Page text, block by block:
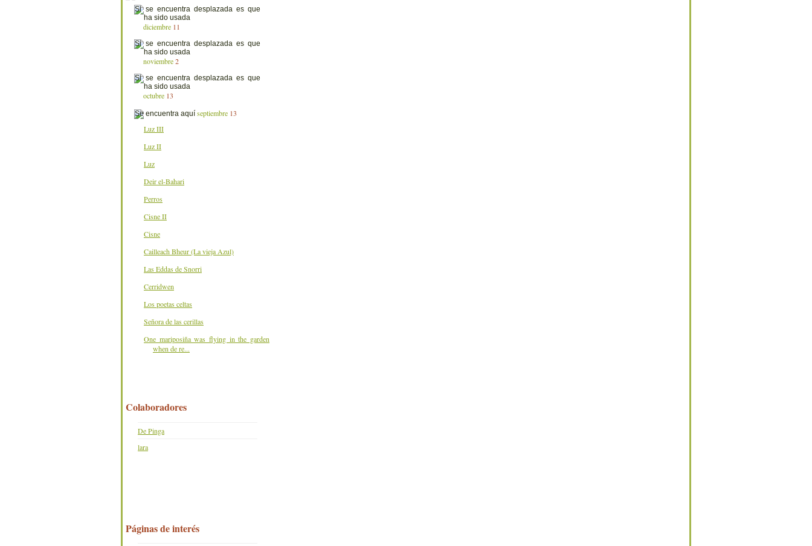
diciembre 11
noviembre 2
octubre 13
septiembre 13
Luz III
Luz II
Luz
Deir el-Bahari
Perros
Cisne II
Cisne
Cailleach Bheur (La vieja Azul)
Las Eddas de Snorri
Cerridwen
Los poetas celtas
Señora de las cerillas
One mariposiña was flying in the garden
when de re...
Colaboradores
De Pinga
lara
Páginas de interés